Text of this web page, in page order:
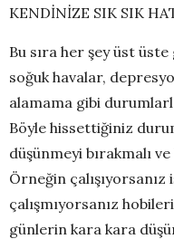
KENDİNİZE SIK SIK
Bu sıra her şey üst
soğuk havalar,
alamama gibi
Böyle hissettiğiniz
düşünmeyi bırakmalı ve
Örneğin çalışıyorsanız
çalışmıyorsanız
günlerin kara kara